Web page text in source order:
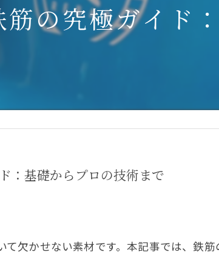
筋の究極ガイド
：基礎からプロの技術まで
て欠かせない素材です。本記事では、鉄